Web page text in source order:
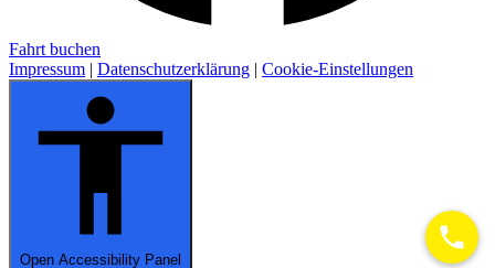
Fahrt buchen
Impressum | Datenschutzerklärung | Cookie-Einstellungen
Open Accessibility Panel